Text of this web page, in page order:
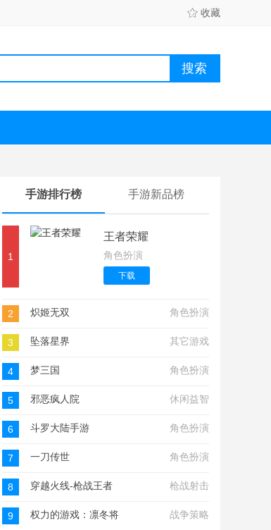
收藏
手游排行榜 手游新品榜
1
王者荣耀
角色扮演
下载
2 炽姬无双 角色扮演
3 坠落星界 其它游戏
4 梦三国 角色扮演
5 邪恶疯人院 休闲益智
6 斗罗大陆手游 角色扮演
7 一刀传世 角色扮演
8 穿越火线-枪战王者 枪战射击
9 权力的游戏：凛冬将至 战争策略